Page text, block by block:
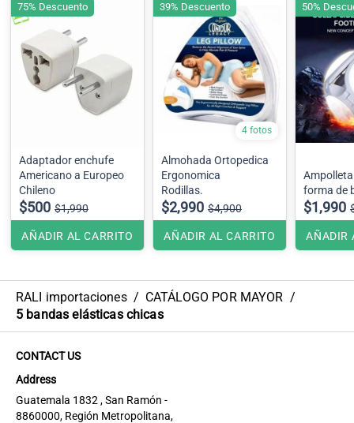
Adaptador enchufe
Americano a Europeo
Chileno
$500 $1,990
AÑADIR AL CARRITO
75% Descuento
4 fotos
Almohada Ortopedica
Ergonomica
Rodillas.
$2,990 $4,900
AÑADIR AL CARRITO
39% Descuento
Ampolleta Led
forma de
$1,990
AÑADIR
50%
RALI importaciones / CATÁLOGO POR MAYOR /
5 bandas elásticas chicas
CONTACT US
Address
Guatemala 1832 , San Ramón -
8860000, Región Metropolitana,